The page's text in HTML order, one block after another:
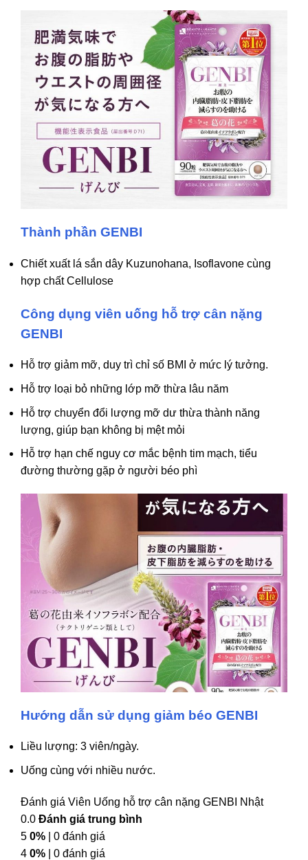
Thành phần GENBI
Chiết xuất lá sắn dây Kuzunohana, Isoflavone cùng
hợp chất Cellulose
Công dụng viên uống hỗ trợ cân nặng
GENBI
Hỗ trợ giảm mỡ, duy trì chỉ số BMI ở mức lý tưởng.
Hỗ trợ loại bỏ những lớp mỡ thừa lâu năm
Hỗ trợ chuyển đổi lượng mỡ dư thừa thành năng
lượng, giúp bạn không bị mệt mỏi
Hỗ trợ hạn chế nguy cơ mắc bệnh tim mạch, tiểu
đường thường gặp ở người béo phì
Hướng dẫn sử dụng giảm béo GENBI
Liều lượng: 3 viên/ngày.
Uống cùng với nhiều nước.
Đánh giá Viên Uống hỗ trợ cân nặng GENBI Nhật
0.0 Đánh giá trung bình
5 0% | 0 đánh giá
4 0% | 0 đánh giá